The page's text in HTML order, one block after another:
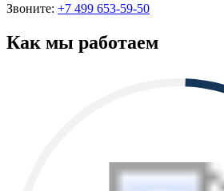
Звоните: +7 499 653-59-50
Как мы работаем